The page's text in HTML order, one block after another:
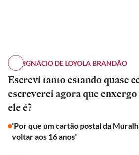
IGNÁCIO DE LOYOLA BRANDÃO
Escrevi tanto estando quase
escreverei agora que
ele é?
'Por que um cartão postal da
voltar aos 16 anos'